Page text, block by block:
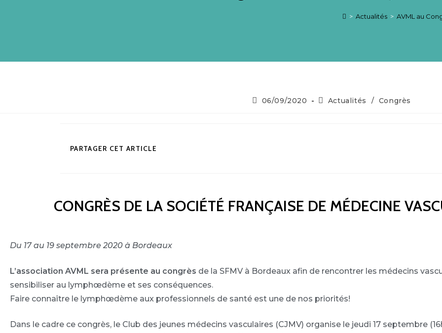
> Actualités > AVML au
Publication
06/09/2020
PostActualités / Congrès
PARTAGER CET ARTICLE
CONGRÈS DE LA SOCIÉTÉ FRANÇAISE DE MÉDECINE
Du 17 au 19 septembre 2020 à Bordeaux
L’association AVML sera présente au congrès de la SFMV à Bordeaux afin de rencontrer les médecins
sensibiliser au lymphœdème et ses conséquences.
Faire connaître le lymphœdème aux professionnels de santé est une de nos priorités!
Dans le cadre ce congrès, le Club des jeunes médecins vasculaires (CJMV) organise le jeudi 17 septembre